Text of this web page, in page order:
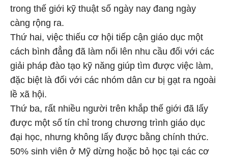
trong thế giới kỹ thuật số ngày nay đang ngày
càng rộng ra.
Thứ hai, việc thiếu cơ hội tiếp cận giáo dục một
cách bình đẳng đã làm nổi lên nhu cầu đối với các
giải pháp đào tạo kỹ năng giúp tìm được việc làm,
đặc biệt là đối với các nhóm dân cư bị gạt ra ngoài
lề xã hội.
Thứ ba, rất nhiều người trên khắp thế giới đã lấy
được một số tín chỉ trong chương trình giáo dục
đại học, nhưng không lấy được bằng chính thức.
50% sinh viên ở Mỹ dừng hoặc bỏ học tại các cơ